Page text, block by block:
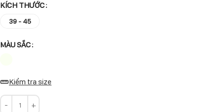
KÍCH THƯỚC
39 - 45
MÀU SẮC
Kiểm tra size